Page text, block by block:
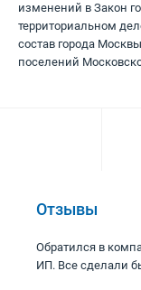
изменений в Закон
территориальном
состав города
поселений
Отзывы
Обратился в
ИП. Все сделали